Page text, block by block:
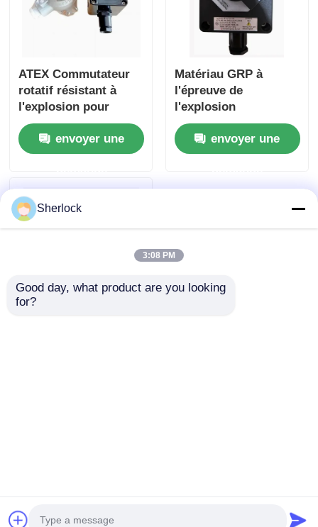
ATEX Commutateur
rotatif résistant à
l'explosion pour
zones dangereuses
envoyer une
Matériau GRP à
l'épreuve de
l'explosion
Commutateur rotatif
anti-corrosion IP65
envoyer une
Chine.Copyright © 2026 Ningbo VivaTrade
Sherlock
3:08 PM
Good day, what product are you looking
for?